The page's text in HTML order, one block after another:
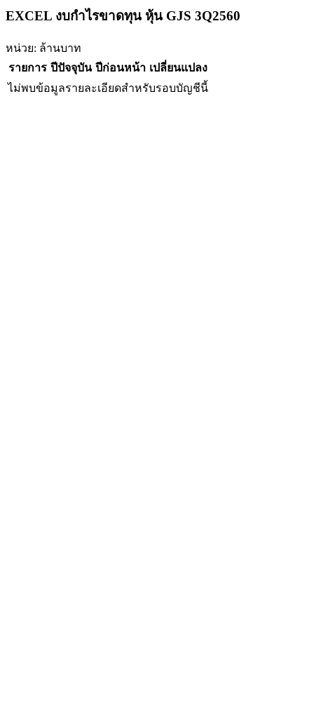
EXCEL งบกำไรขาดทุน หุ้น GJS 3Q2560
หน่วย: ล้านบาท
รายการ ปีปัจจุบัน ปีก่อนหน้า เปลี่ยนแปลง
ไม่พบข้อมูลรายละเอียดสำหรับรอบบัญชีนี้